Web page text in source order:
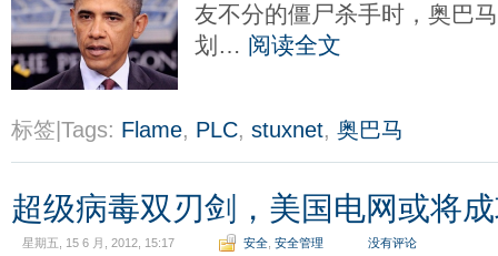
友不分的僵尸杀手时，奥巴
划… 阅读全文
标签|Tags: Flame, PLC, stuxnet, 奥巴马
超级病毒双刃剑，美国电网或将
星期五, 15 6 月, 2012, 15:17 安全 安全管理 没有评论